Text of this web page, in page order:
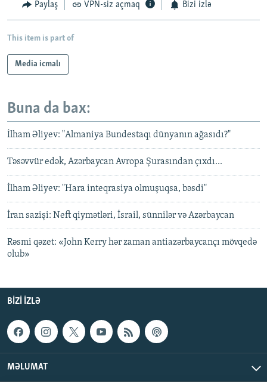
Paylaş VPN-siz açmaq Bizi izlə
This item is part of
Media icmalı
Buna da bax:
İlham Əliyev: "Almaniya Bundestaqı dünyanın ağasıdı?"
Təsəvvür edək, Azərbaycan Avropa Şurasından çıxdı...
İlham Əliyev: "Hara inteqrasiya olmuşuqsa, bəsdi"
İran sazişi: Neft qiymətləri, İsrail, sünnilər və Azərbaycan
Rəsmi qəzet: «John Kerry hər zaman antiazərbaycançı mövqedə
olub»
BIZI IZLƏ
MƏLUMAT